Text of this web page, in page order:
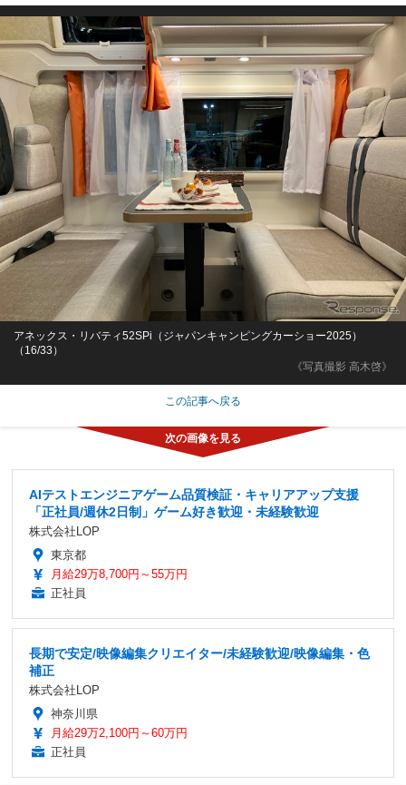
《写真撮影 高木啓》
アネックス・リバティ52SPi（ジャパンキャンピングカーショー2025）
（16/33）
この記事へ戻る
AIテストエンジニアゲーム品質検証・キャリアアップ支援
「正社員/週休2日制」ゲーム好き歓迎・未経験歓迎
株式会社LOP
東京都
月給29万8,700円～55万円
正社員
長期で安定/映像編集クリエイター/未経験歓迎/映像編集・色
補正
株式会社LOP
神奈川県
月給29万2,100円～60万円
正社員